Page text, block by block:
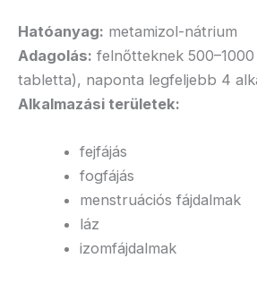
Hatóanyag: metamizol-nátrium
Adagolás: felnőtteknek
tabletta), naponta legfeljebb 4
Alkalmazási területek:
fejfájás
fogfájás
menstruációs fájdalmak
láz
izomfájdalmak